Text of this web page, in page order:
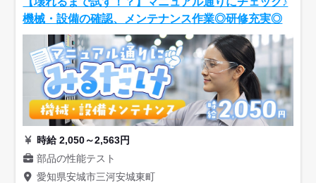
機械・設備の確認、メンテナンス作業◎研修充実◎
時給 2,050～2,563円
部品の性能テスト
愛知県安城市三河安城東町